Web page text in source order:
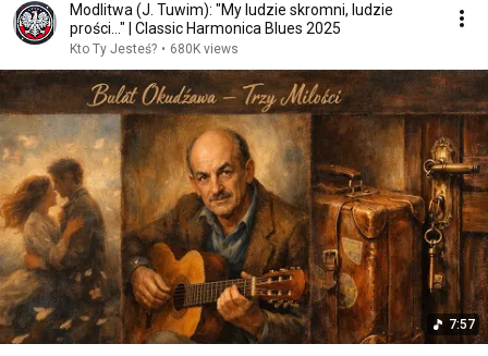
Modlitwa (J. Tuwim): "My ludzie skromni, ludzie
prości..." | Classic Harmonica Blues 2025
Kto Ty Jesteś? • 680K views
7:57